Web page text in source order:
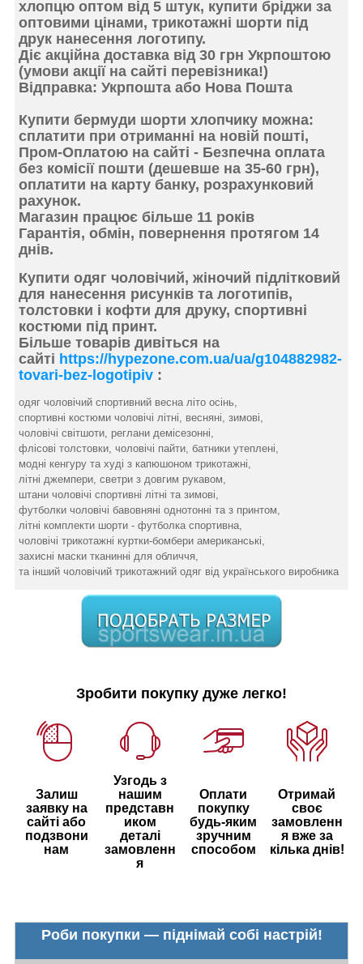
хлопцю оптом від 5 штук, купити бріджи за
оптовими цінами, трикотажні шорти під
друк нанесення логотипу.
Діє акційна доставка від 30 грн Укрпоштою
(умови акції на сайті перевізника!)
Відправка: Укрпошта або Нова Пошта
Купити бермуди шорти хлопчику можна:
сплатити при отриманні на новій пошті,
Пром-Оплатою на сайті - Безпечна оплата
без комісії пошти (дешевше на 35-60 грн),
оплатити на карту банку, розрахунковий
рахунок.
Магазин працює більше 11 років
Гарантія, обмін, повернення протягом 14
днів.
Купити одяг чоловічий, жіночий підлітковий
для нанесення рисунків та логотипів,
толстовки і кофти для друку, спортивні
костюми під принт.
Більше товарів дивіться на
сайті https://hypezone.com.ua/ua/g104882982-
tovari-bez-logotipiv :
одяг чоловічий спортивний весна літо осінь,
спортивні костюми чоловічі літні, весняні, зимові,
чоловічі світшоти, реглани демісезонні,
флісові толстовки, чоловічі пайти, батники утеплені,
модні кенгуру та худі з капюшоном трикотажні,
літні джемпери, светри з довгим рукавом,
штани чоловічі спортивні літні та зимові,
футболки чоловічі бавовняні однотонні та з принтом,
літні комплекти шорти - футболка спортивна,
чоловічі трикотажні куртки-бомбери американські,
захисні маски тканинні для обличчя,
та інший чоловічий трикотажний одяг від українського виробника
Зробити покупку дуже легко!
Залиш
заявку на
сайті або
подзвони
нам
Узгодь з
нашим
представн
иком
деталі
замовленн
я
Оплати
покупку
будь-яким
зручним
способом
Отримай
своє
замовленн
я вже за
кілька днів!
Роби покупки — піднімай собі настрій!